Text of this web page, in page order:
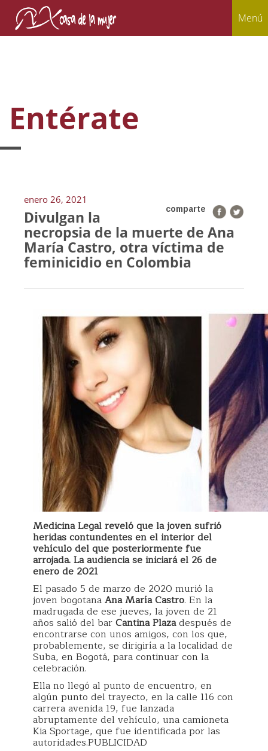
Menú
Entérate
enero 26, 2021
comparte
Divulgan la
necropsia de la muerte de Ana
María Castro, otra víctima de
feminicidio en Colombia
Medicina Legal reveló que la joven sufrió
heridas contundentes en el interior del
vehículo del que posteriormente fue
arrojada. La audiencia se iniciará el 26 de
enero de 2021
El pasado 5 de marzo de 2020 murió la
joven bogotanaAna María Castro. En la
madrugada de ese jueves, la joven de 21
años salió del barCantina Plazadespués de
encontrarse con unos amigos, con los que,
probablemente, se dirigiría a la localidad de
Suba, en Bogotá, para continuar con la
celebración.
Ella no llegó al punto de encuentro, en
algún punto del trayecto, en la calle 116 con
carrera avenida 19, fue lanzada
abruptamente del vehículo, una camioneta
Kia Sportage, que fue identificada por las
autoridades.PUBLICIDAD